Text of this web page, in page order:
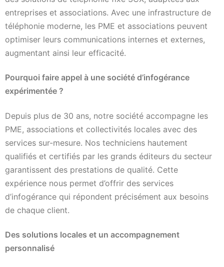
entreprises et associations. Avec une infrastructure de
téléphonie moderne, les PME et associations peuvent
optimiser leurs communications internes et externes,
augmentant ainsi leur efficacité.
Pourquoi faire appel à une société d’infogérance
expérimentée ?
Depuis plus de 30 ans, notre société accompagne les
PME, associations et collectivités locales avec des
services sur-mesure. Nos techniciens hautement
qualifiés et certifiés par les grands éditeurs du secteur
garantissent des prestations de qualité. Cette
expérience nous permet d’offrir des services
d’infogérance qui répondent précisément aux besoins
de chaque client.
Des solutions locales et un accompagnement
personnalisé